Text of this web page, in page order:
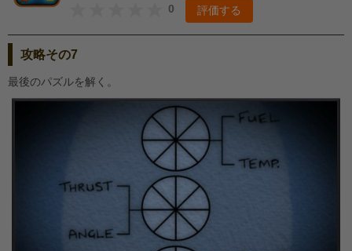
0 評価する
攻略その7
最後のパズルを解く。